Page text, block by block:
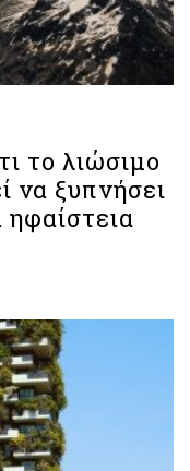
το λιώσιμο
ξυπνήσει